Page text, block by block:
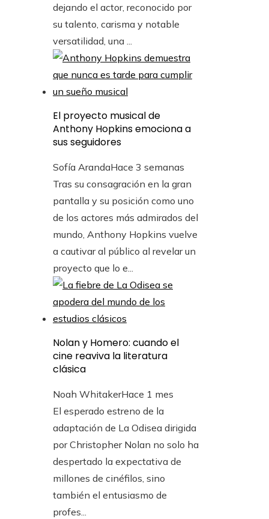
dejando el actor, reconocido por
su talento, carisma y notable
versatilidad, una ...
El proyecto musical de
Anthony Hopkins emociona a
sus seguidores
Sofía ArandaHace 3 semanas
Tras su consagración en la gran
pantalla y su posición como uno
de los actores más admirados del
mundo, Anthony Hopkins vuelve
a cautivar al público al revelar un
proyecto que lo e...
Nolan y Homero: cuando el
cine reaviva la literatura
clásica
Noah WhitakerHace 1 mes
El esperado estreno de la
adaptación de La Odisea dirigida
por Christopher Nolan no solo ha
despertado la expectativa de
millones de cinéfilos, sino
también el entusiasmo de
profes...